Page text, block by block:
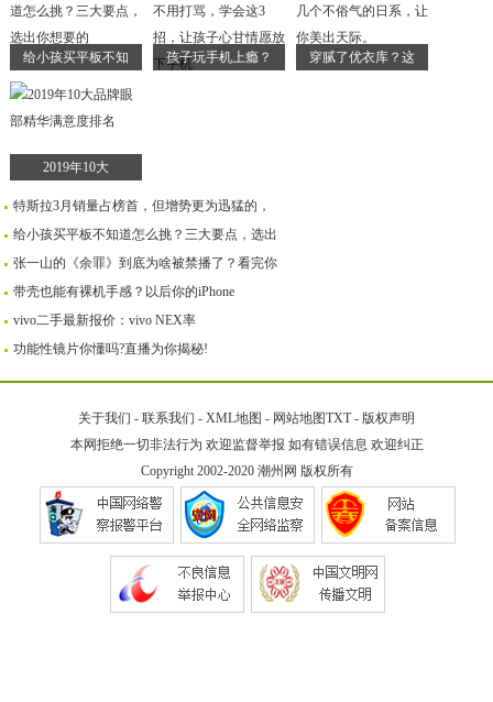
给小孩买平板不知 孩子玩手机上瘾？ 穿腻了优衣库？这
2019年10大
特斯拉3月销量占榜首，但增势更为迅猛的，
给小孩买平板不知道怎么挑？三大要点，选出
张一山的《余罪》到底为啥被禁播了？看完你
带壳也能有裸机手感？以后你的iPhone
vivo二手最新报价：vivo NEX率
功能性镜片你懂吗?直播为你揭秘!
关于我们 - 联系我们 - XML地图 - 网站地图TXT- 版权声明
本网拒绝一切非法行为 欢迎监督举报 如有错误信息 欢迎纠正
Copyright 2002-2020 潮州网 版权所有